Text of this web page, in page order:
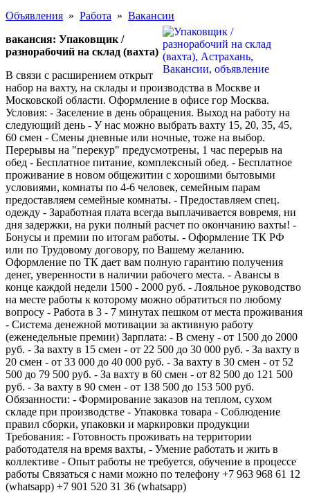
Объявления » Работа » Вакансии
вакансия: Упаковщик /
разнорабочий на склад (вахта)
В связи с расширением открыт
набор на вахту, на склады и производства в Москве и
Московской области. Оформление в офисе гор Москва.
Условия: - Заселение в день обращения. Выход на работу на
следующий день - У нас можно выбрать вахту 15, 20, 35, 45,
60 смен - Смены дневные или ночные, тоже на выбор.
Перерывы на "перекур" предусмотрены, 1 час перерыв на
обед - Бесплатное питание, комплексный обед. - Бесплатное
проживание в новом общежитии с хорошими бытовыми
условиями, комнаты по 4-6 человек, семейным парам
предоставляем семейные комнаты. - Предоставляем спец.
одежду - Заработная плата всегда выплачивается вовремя, ни
дня задержки, на руки полный расчет по окончанию вахты! -
Бонусы и премии по итогам работы. - Оформление ТК РФ
или по Трудовому договору, по Вашему желанию.
Оформление по ТК дает вам полную гарантию получения
денег, уверенности в наличии рабочего места. - Авансы в
конце каждой недели 1500 - 2000 руб. - Лояльное руководство
на месте работы к которому можно обратиться по любому
вопросу - Работа в 3 - 7 минутах пешком от места проживания
- Система денежной мотивации за активную работу
(еженедельные премии) Зарплата: - В смену - от 1500 до 2000
руб. - За вахту в 15 смен - от 22 500 до 30 000 руб. - За вахту в
20 смен - от 33 000 до 40 000 руб. - За вахту в 30 смен - от 52
500 до 79 500 руб. - За вахту в 60 смен - от 82 500 до 121 500
руб. - За вахту в 90 смен - от 138 500 до 153 500 руб.
Обязанности: - Формирование заказов на теплом, сухом
складе при производстве - Упаковка товара - Соблюдение
правил сборки, упаковки и маркировки продукции
Требования: - Готовность проживать на территории
работодателя на время вахты, - Умение работать и жить в
коллективе - Опыт работы не требуется, обучение в процессе
работы Связаться с нами можно по телефону +7 963 968 61 12
(whatsapp) +7 901 520 31 36 (whatsapp)